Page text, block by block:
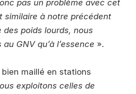
pas un problème avec cet
similaire à notre précédent
des poids lourds, nous
GNV qu’à l’essence ».
maillé en stations
exploitons celles de